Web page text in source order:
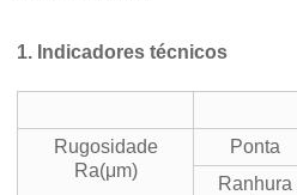
1. Indicadores técnicos
Rugosidade
Ra(μm)
Ponta
Ranhura